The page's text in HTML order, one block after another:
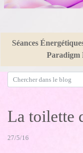
Séances
La toilette
27/5/16